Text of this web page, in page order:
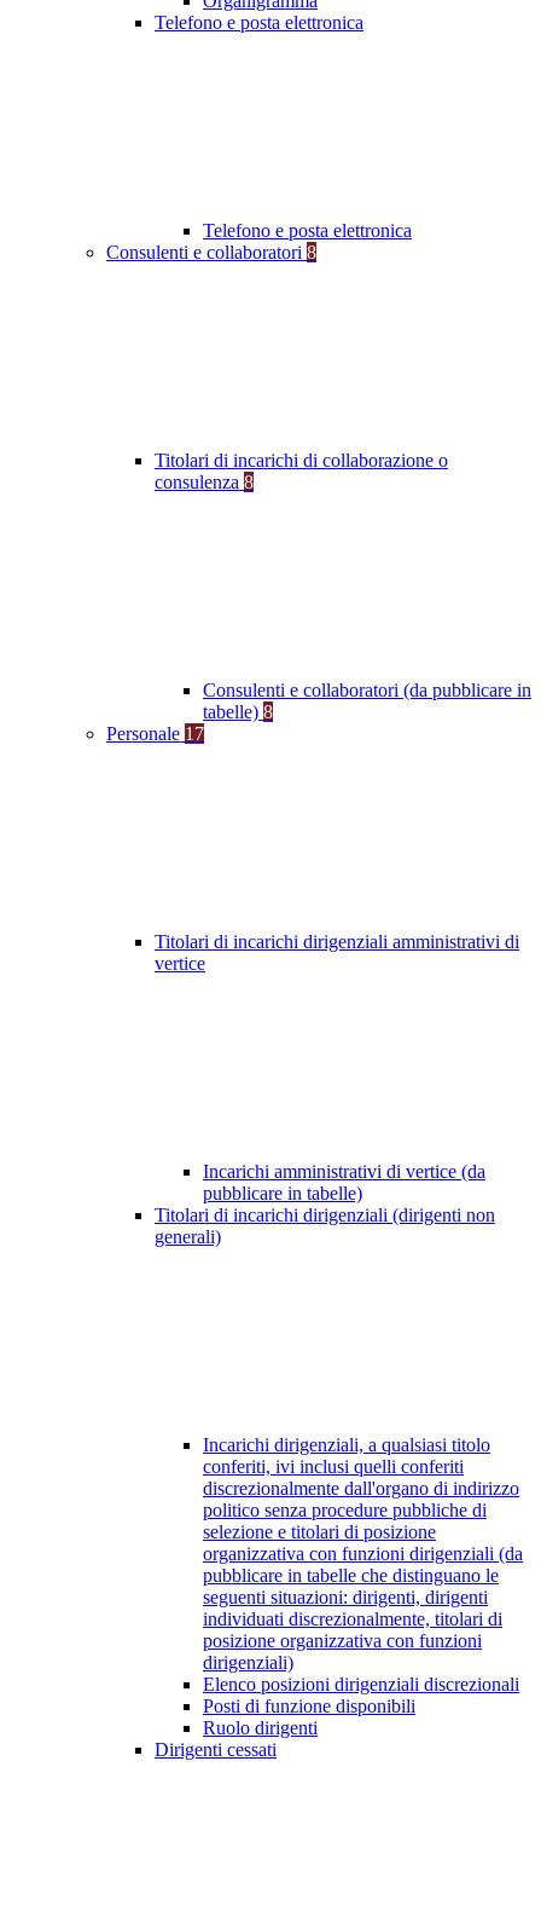
Telefono e posta elettronica
Telefono e posta elettronica
Consulenti e collaboratori 8
Titolari di incarichi di collaborazione o
consulenza 8
Consulenti e collaboratori (da pubblicare in
tabelle) 8
Personale 17
Titolari di incarichi dirigenziali amministrativi di
vertice
Incarichi amministrativi di vertice (da
pubblicare in tabelle)
Titolari di incarichi dirigenziali (dirigenti non
generali)
Incarichi dirigenziali, a qualsiasi titolo
conferiti, ivi inclusi quelli conferiti
discrezionalmente dall'organo di indirizzo
politico senza procedure pubbliche di
selezione e titolari di posizione
organizzativa con funzioni dirigenziali (da
pubblicare in tabelle che distinguano le
seguenti situazioni: dirigenti, dirigenti
individuati discrezionalmente, titolari di
posizione organizzativa con funzioni
dirigenziali)
Elenco posizioni dirigenziali discrezionali
Posti di funzione disponibili
Ruolo dirigenti
Dirigenti cessati